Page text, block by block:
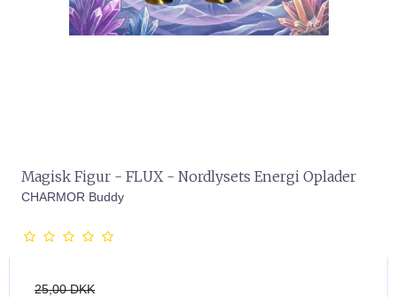
Magisk Figur - FLUX - Nordlysets Energi Oplader
CHARMOR Buddy
25,00 DKK